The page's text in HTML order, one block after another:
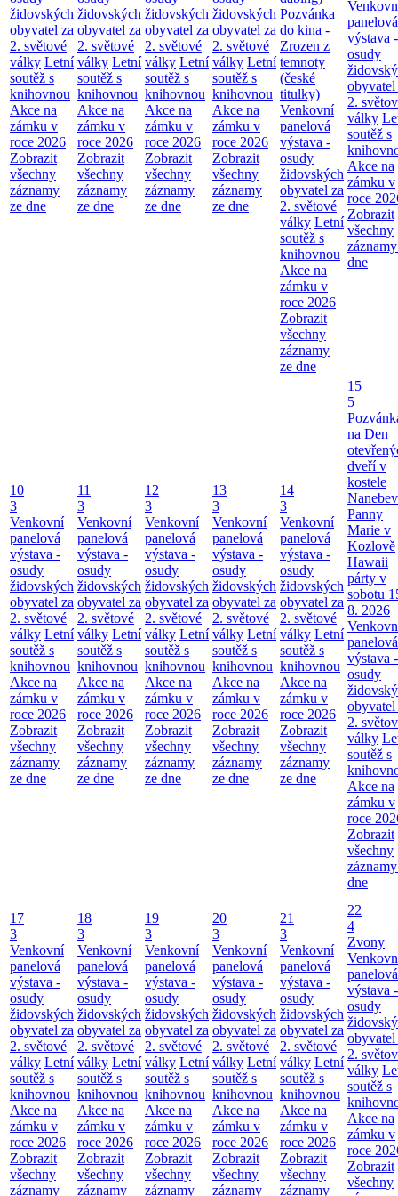
židovských
obyvatel za
2. světové
války Letní
soutěž s
knihovnou
Akce na
zámku v
roce 2026
Zobrazit
všechny
záznamy
ze dne
židovských
obyvatel za
2. světové
války Letní
soutěž s
knihovnou
Akce na
zámku v
roce 2026
Zobrazit
všechny
záznamy
ze dne
židovských
obyvatel za
2. světové
války Letní
soutěž s
knihovnou
Akce na
zámku v
roce 2026
Zobrazit
všechny
záznamy
ze dne
židovských
obyvatel za
2. světové
války Letní
soutěž s
knihovnou
Akce na
zámku v
roce 2026
Zobrazit
všechny
záznamy
ze dne
Pozvánka
do kina -
Zrozen z
temnoty
(české
titulky)
Venkovní
panelová
výstava -
osudy
židovských
obyvatel za
2. světové
války Letní
soutěž s
knihovnou
Akce na
zámku v
roce 2026
Zobrazit
všechny
záznamy
ze dne
panelová
výstava -
osudy
obyvatel
2.
války
soutěž s
Akce na
zámku v
roce
Zobrazit
všechny
dne
10
3
Venkovní
panelová
výstava -
osudy
židovských
obyvatel za
2. světové
války Letní
soutěž s
knihovnou
Akce na
zámku v
roce 2026
Zobrazit
všechny
záznamy
ze dne
11
3
Venkovní
panelová
výstava -
osudy
židovských
obyvatel za
2. světové
války Letní
soutěž s
knihovnou
Akce na
zámku v
roce 2026
Zobrazit
všechny
záznamy
ze dne
12
3
Venkovní
panelová
výstava -
osudy
židovských
obyvatel za
2. světové
války Letní
soutěž s
knihovnou
Akce na
zámku v
roce 2026
Zobrazit
všechny
záznamy
ze dne
13
3
Venkovní
panelová
výstava -
osudy
židovských
obyvatel za
2. světové
války Letní
soutěž s
knihovnou
Akce na
zámku v
roce 2026
Zobrazit
všechny
záznamy
ze dne
14
3
Venkovní
panelová
výstava -
osudy
židovských
obyvatel za
2. světové
války Letní
soutěž s
knihovnou
Akce na
zámku v
roce 2026
Zobrazit
všechny
záznamy
ze dne
15
5
na Den
dveří v
kostele
Panny
Marie v
Kozlově
Hawaii
párty v
sobotu
8. 2026
panelová
výstava -
osudy
obyvatel
2.
války
soutěž s
Akce na
zámku v
roce
Zobrazit
všechny
dne
17
3
Venkovní
panelová
výstava -
osudy
židovských
obyvatel za
2. světové
války Letní
soutěž s
knihovnou
Akce na
zámku v
roce 2026
Zobrazit
všechny
záznamy
18
3
Venkovní
panelová
výstava -
osudy
židovských
obyvatel za
2. světové
války Letní
soutěž s
knihovnou
Akce na
zámku v
roce 2026
Zobrazit
všechny
záznamy
19
3
Venkovní
panelová
výstava -
osudy
židovských
obyvatel za
2. světové
války Letní
soutěž s
knihovnou
Akce na
zámku v
roce 2026
Zobrazit
všechny
záznamy
20
3
Venkovní
panelová
výstava -
osudy
židovských
obyvatel za
2. světové
války Letní
soutěž s
knihovnou
Akce na
zámku v
roce 2026
Zobrazit
všechny
záznamy
21
3
Venkovní
panelová
výstava -
osudy
židovských
obyvatel za
2. světové
války Letní
soutěž s
knihovnou
Akce na
zámku v
roce 2026
Zobrazit
všechny
záznamy
22
4
Zvony
panelová
výstava -
osudy
obyvatel
2.
války
soutěž s
Akce na
zámku v
roce
Zobrazit
všechny